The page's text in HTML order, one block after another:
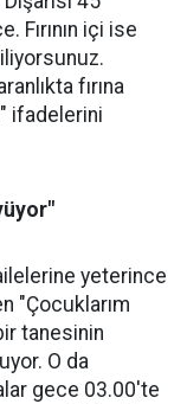
Fırının içi ise
fırına
ifadelerini
yeterince
"Çocuklarım
tanesinin
O da
gece 03.00'te